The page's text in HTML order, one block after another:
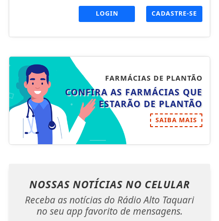
LOGIN CADASTRE-SE
FARMÁCIAS DE PLANTÃO
CONFIRA AS FARMÁCIAS QUE
ESTARÃO DE PLANTÃO
SAIBA MAIS
NOSSAS NOTÍCIAS NO CELULAR
Receba as notícias do Rádio Alto Taquari
no seu app favorito de mensagens.